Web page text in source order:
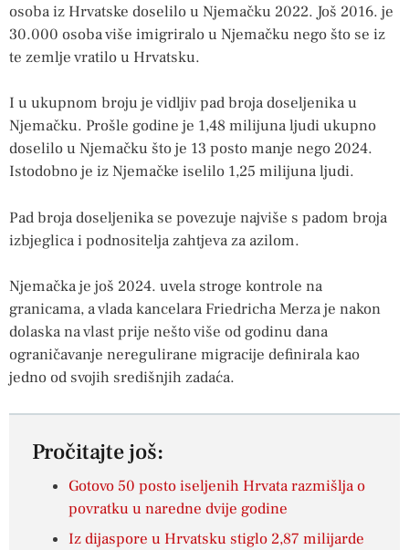
osoba iz Hrvatske doselilo u Njemačku 2022. Još 2016. je
30.000 osoba više imigriralo u Njemačku nego što se iz
te zemlje vratilo u Hrvatsku.
I u ukupnom broju je vidljiv pad broja doseljenika u
Njemačku. Prošle godine je 1,48 milijuna ljudi ukupno
doselilo u Njemačku što je 13 posto manje nego 2024.
Istodobno je iz Njemačke iselilo 1,25 milijuna ljudi.
Pad broja doseljenika se povezuje najviše s padom broja
izbjeglica i podnositelja zahtjeva za azilom.
Njemačka je još 2024. uvela stroge kontrole na
granicama, a vlada kancelara Friedricha Merza je nakon
dolaska na vlast prije nešto više od godinu dana
ograničavanje neregulirane migracije definirala kao
jedno od svojih središnjih zadaća.
Pročitajte još:
Gotovo 50 posto iseljenih Hrvata razmišlja o
povratku u naredne dvije godine
Iz dijaspore u Hrvatsku stiglo 2,87 milijarde